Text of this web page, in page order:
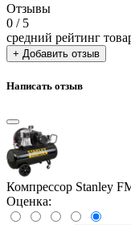
Отзывы
0 / 5
средний рейтинг
+ Добавить отзыв
Написать отзыв
Компрессор Stanley
Оценка: